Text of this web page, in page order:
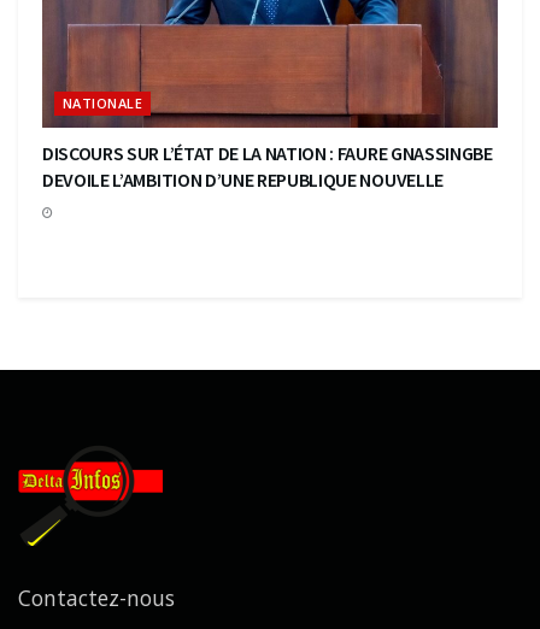
NATIONALE
DISCOURS SUR L’ÉTAT DE LA NATION : FAURE GNASSINGBE
DEVOILE L’AMBITION D’UNE REPUBLIQUE NOUVELLE
Contactez-nous